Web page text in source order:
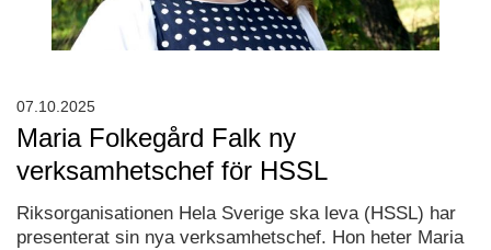
Maria Folkegård Falk ny
verksamhetschef för HSSL
Riksorganisationen Hela Sverige ska leva (HSSL) har
presenterat sin nya verksamhetschef. Hon heter Maria
07.10.2025